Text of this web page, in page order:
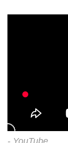
- YouTube